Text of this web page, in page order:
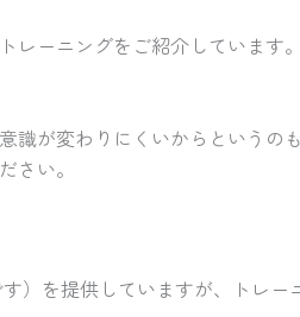
ーニングをご紹介していま
が変わりにくいからという
さい。
）を提供していますが、トレ